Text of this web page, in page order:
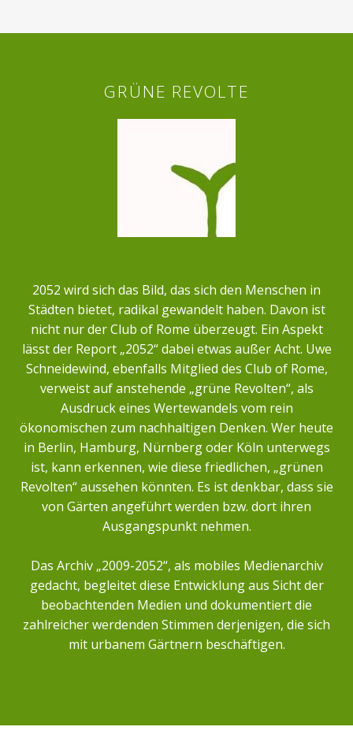
GRÜNE REVOLTE
2052 wird sich das Bild, das sich den Menschen in
Städten bietet, radikal gewandelt haben. Davon ist
nicht nur der Club of Rome überzeugt. Ein Aspekt
lässt der Report „2052“ dabei etwas außer Acht. Uwe
Schneidewind, ebenfalls Mitglied des Club of Rome,
verweist auf anstehende „grüne Revolten“, als
Ausdruck eines Wertewandels vom rein
ökonomischen zum nachhaltigen Denken. Wer heute
in Berlin, Hamburg, Nürnberg oder Köln unterwegs
ist, kann erkennen, wie diese friedlichen, „grünen
Revolten“ aussehen könnten. Es ist denkbar, dass sie
von Gärten angeführt werden bzw. dort ihren
Ausgangspunkt nehmen.
Das Archiv „2009-2052“, als mobiles Medienarchiv
gedacht, begleitet diese Entwicklung aus Sicht der
beobachtenden Medien und dokumentiert die
zahlreicher werdenden Stimmen derjenigen, die sich
mit urbanem Gärtnern beschäftigen.